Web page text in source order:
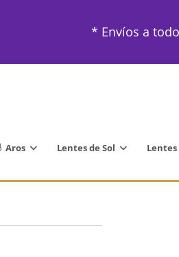
* Envíos a
Aros Lentes de Sol